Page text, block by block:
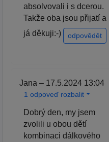
absolvovali i s dcerou.
Takže oba jsou přijatí a
já děkuji:-)
odpovědět
Jana – 17.5.2024 13:04
1 odpoveď rozbalit
Dobrý den, my jsem
zvolili u obou dětí
kombinaci dálkového